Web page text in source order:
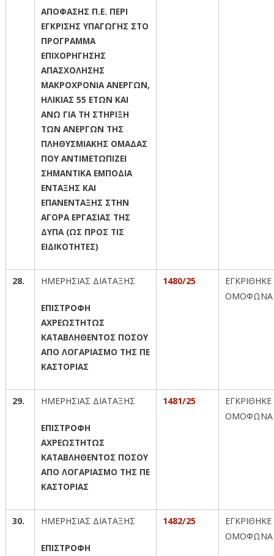
ΑΠΟΦΑΣΗΣ Π.Ε. ΠΕΡΙ
ΕΓΚΡΙΣΗΣ ΥΠΑΓΩΓΗΣ ΣΤΟ
ΠΡΟΓΡΑΜΜΑ
ΕΠΙΧΟΡΗΓΗΣΗΣ
ΑΠΑΣΧΟΛΗΣΗΣ
ΜΑΚΡΟΧΡΟΝΙΑ ΑΝΕΡΓΩΝ,
ΗΛΙΚΙΑΣ 55 ΕΤΩΝ ΚΑΙ
ΑΝΩ ΓΙΑ ΤΗ ΣΤΗΡΙΞΗ
ΤΩΝ ΑΝΕΡΓΩΝ ΤΗΣ
ΠΛΗΘΥΣΜΙΑΚΗΣ ΟΜΑΔΑΣ
ΠΟΥ ΑΝΤΙΜΕΤΩΠΙΖΕΙ
ΣΗΜΑΝΤΙΚΑ ΕΜΠΟΔΙΑ
ΕΝΤΑΞΗΣ ΚΑΙ
ΕΠΑΝΕΝΤΑΞΗΣ ΣΤΗΝ
ΑΓΟΡΑ ΕΡΓΑΣΙΑΣ ΤΗΣ
ΔΥΠΑ (ΩΣ ΠΡΟΣ ΤΙΣ
ΕΙΔΙΚΟΤΗΤΕΣ)
28. ΗΜΕΡΗΣΙΑΣ ΔΙΑΤΑΞΗΣ
ΕΠΙΣΤΡΟΦΗ
ΑΧΡΕΩΣΤΗΤΩΣ
ΚΑΤΑΒΛΗΘΕΝΤΟΣ ΠΟΣΟΥ
ΑΠΟ ΛΟΓΑΡΙΑΣΜΟ ΤΗΣ ΠΕ
ΚΑΣΤΟΡΙΑΣ
1480/25
ΕΓΚΡΙΘΗΚΕ
ΟΜΟΦΩΝΑ
29. ΗΜΕΡΗΣΙΑΣ ΔΙΑΤΑΞΗΣ
ΕΠΙΣΤΡΟΦΗ
ΑΧΡΕΩΣΤΗΤΩΣ
ΚΑΤΑΒΛΗΘΕΝΤΟΣ ΠΟΣΟΥ
ΑΠΟ ΛΟΓΑΡΙΑΣΜΟ ΤΗΣ ΠΕ
ΚΑΣΤΟΡΙΑΣ
1481/25
ΕΓΚΡΙΘΗΚΕ
ΟΜΟΦΩΝΑ
30. ΗΜΕΡΗΣΙΑΣ ΔΙΑΤΑΞΗΣ
ΕΠΙΣΤΡΟΦΗ
1482/25
ΕΓΚΡΙΘΗΚΕ
ΟΜΟΦΩΝΑ